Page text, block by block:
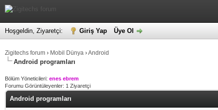
Hoşgeldin, Ziyaretçi: Giriş Yap Üye Ol
Zigitechs forum › Mobil Dünya ›Android
Android programları
Bölüm Yöneticileri: enes ebrem
Forumu Görüntüleyenler: 1 Ziyaretçi
Android programları